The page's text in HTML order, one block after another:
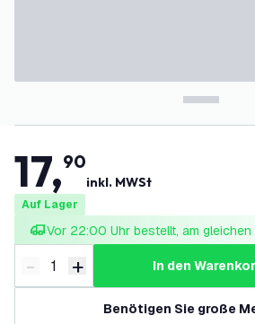
17,90
inkl. MWSt
Auf Lager
Vor 22:00 Uhr bestellt, am gleichen
Menge verringern
- Menge erhöhen
+ in den
Benötigen Sie große